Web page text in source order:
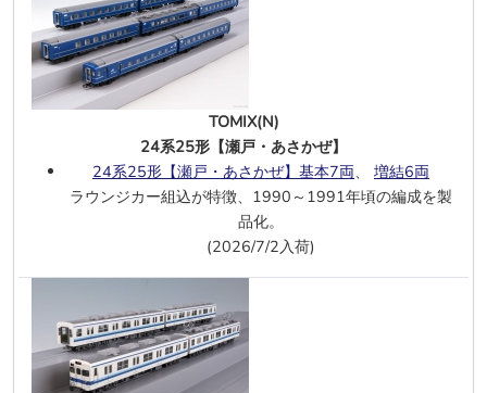
RCW／VTG ボギー長物車 OBB エポッ
クⅥ
7/7
1等ダブルデッカー客車 2両 SBB エポ
ックⅤ－Ⅵ
CD Cargo コンテナ車 エポックⅥ
CD Cargo 幌張りボギー貨車 2両 エポ
182 573-6 MAV-START エポックⅥ
194 080-8 DB エポックⅣ
8 DB エポックⅣ DCC・サウンド
ROCO(Hoe)
TOMIX(N)
24系25形【瀬戸・あさかぜ】
24系25形【瀬戸・あさかぜ】基本7両、 増結6両
ラウンジカー組込が特徴、1990～1991年頃の編成を製
品化。
(2026/7/2入荷)